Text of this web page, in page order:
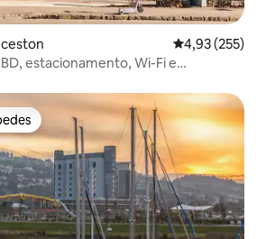
4,93 de uma
4,93 (255)
estacionamento, Wi-Fi e